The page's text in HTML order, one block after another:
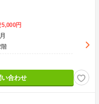
5,000円
合わせ